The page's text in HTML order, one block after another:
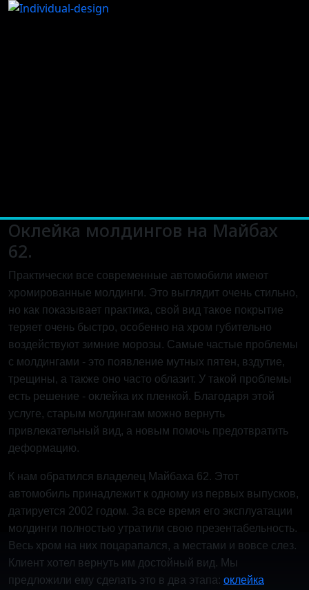
Оклейка молдингов на Майбах
62.
Практически все современные автомобили имеют
хромированные молдинги. Это выглядит очень стильно,
но как показывает практика, свой вид такое покрытие
теряет очень быстро, особенно на хром губительно
воздействуют зимние морозы. Самые частые проблемы
с молдингами - это появление мутных пятен, вздутие,
трещины, а также оно часто облазит. У такой проблемы
есть решение - оклейка их пленкой. Благодаря этой
услуге, старым молдингам можно вернуть
привлекательный вид, а новым помочь предотвратить
деформацию.
К нам обратился владелец Майбаха 62. Этот
автомобиль принадлежит к одному из первых выпусков,
датируется 2002 годом. За все время его эксплуатации
молдинги полностью утратили свою презентабельность.
Весь хром на них поцарапался, а местами и вовсе слез.
Клиент хотел вернуть им достойный вид. Мы
предложили ему сделать это в два этапа: оклейка